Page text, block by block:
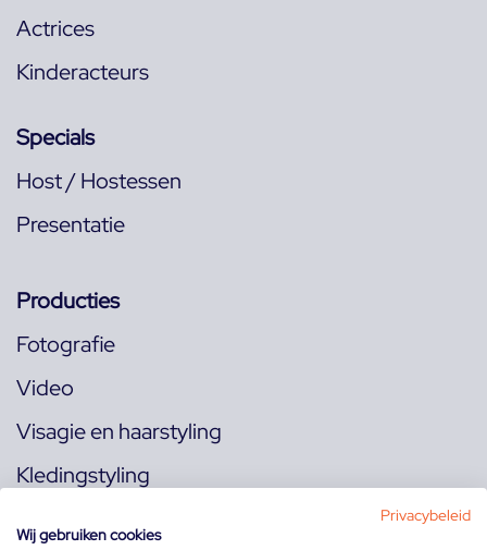
Actrices
Kinderacteurs
Specials
Host / Hostessen
Presentatie
Producties
Fotografie
Video
Visagie en haarstyling
Kledingstyling
Privacybeleid
Wij gebruiken cookies